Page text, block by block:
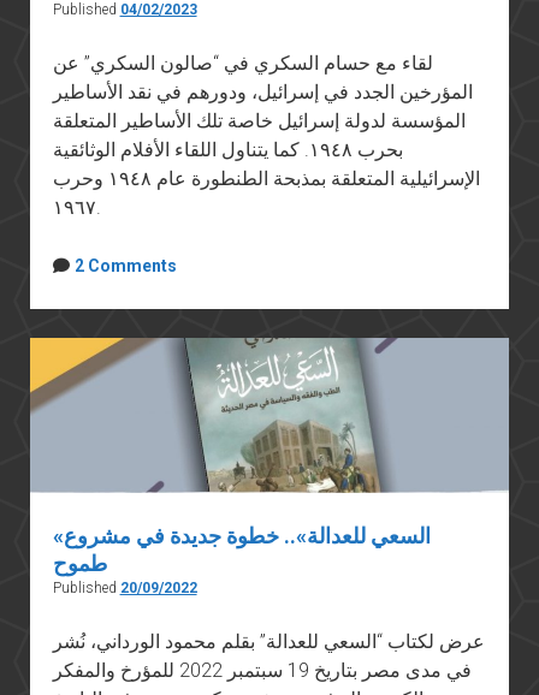
Published 04/02/2023
لقاء مع حسام السكري في “صالون السكري” عن
المؤرخين الجدد في إسرائيل، ودورهم في نقد الأساطير
المؤسسة لدولة إسرائيل خاصة تلك الأساطير المتعلقة
بحرب ١٩٤٨. كما يتناول اللقاء الأفلام الوثائقية
الإسرائيلية المتعلقة بمذبحة الطنطورة عام ١٩٤٨ وحرب
١٩٦٧.
2 Comments
«السعي للعدالة».. خطوة جديدة في مشروع
طموح
Published 20/09/2022
عرض لكتاب “السعي للعدالة” بقلم محمود الورداني، نُشر
في مدى مصر بتاريخ 19 سبتمبر 2022 للمؤرخ والمفكر